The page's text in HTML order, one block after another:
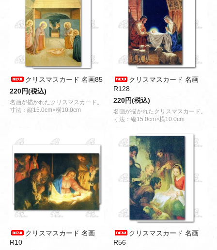
クリスマスカード 名画85
220円(税込)
名画が描かれたクリスマスカード。
寸法：縦15.0cm×横10.0cm
クリスマスカード 名画
R128
220円(税込)
名画が描かれたクリスマスカード。
寸法：縦15.0cm×横10.0cm
クリスマスカード 名画
R10
クリスマスカード 名画
R56